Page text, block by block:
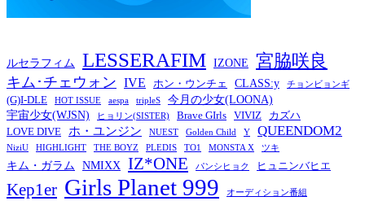
ルセラフィム LESSERAFIM IZONE 宮脇咲良
キム･チェウォン IVE ホン・ウンチェ CLASS:y チョンビョンギ
(G)I-DLE HOT ISSUE aespa tripleS
今月の少女(LOONA)
宇宙少女(WJSN)
ヒョリン(SISTER) Brave GIrls VIVIZ
カズハ
LOVE DIVE
ホ・ユンジン NUEST Golden Child Y QUEENDOM2
NiziU HIGHLIGHT THE BOYZ PLEDIS TO1 MONSTA X ツキ
キム・ガラム NMIXX IZ*ONE パンシヒョク ヒュニンバヒエ
Kep1er Girls Planet 999 オーディション番組